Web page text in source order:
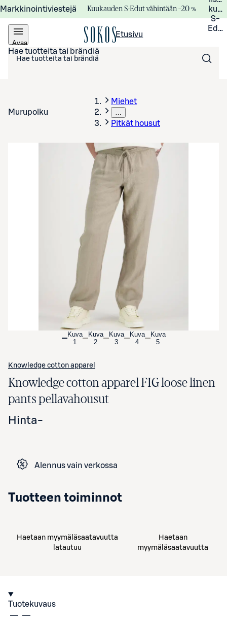
Markkinointiviestejä Kuukauden S-Edut vähintään –20 %
S-
Avaa
valikko
Etusivu
Hae tuotteita tai brändiä
Murupolku
Miehet
…
Pitkät housut
Avaa tuotekuva suurennettuna
Kuva
1
Kuva
2
Kuva
3
Kuva
4
Kuva
5
Knowledge cotton apparel
Knowledge cotton apparel FIG loose linen
pants pellavahousut
Hinta-
Alennus vain verkossa
Tuotteen toiminnot
Haetaan myymäläsaatavuutta
latautuu
Haetaan
myymäläsaatavuutta
Tuotekuvaus